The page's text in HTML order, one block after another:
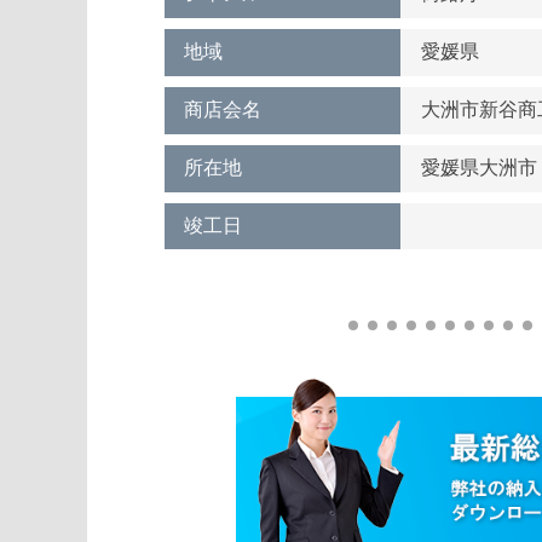
地域 愛媛県
商店会名 大洲市新谷
所在地 愛媛県大洲市
竣工日